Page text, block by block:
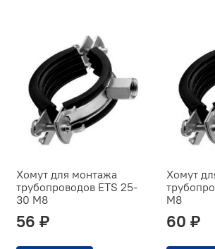
Хомут для монтажа
трубопроводов ETS 25-
30 M8
56 ₽
Хомут
M8
60 ₽